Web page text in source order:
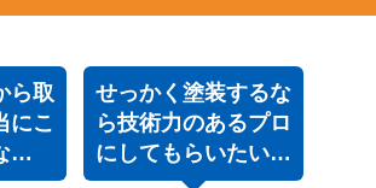
ら取
にこ
…
せっかく塗装するな
ら技術力のあるプロ
にしてもらいたい…